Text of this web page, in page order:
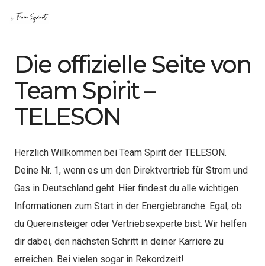
Die offizielle Seite von
Team Spirit –
TELESON
Herzlich Willkommen bei Team Spirit der TELESON.
Deine Nr. 1, wenn es um den Direktvertrieb für Strom und
Gas in Deutschland geht. Hier findest du alle wichtigen
Informationen zum Start in der Energiebranche. Egal, ob
du Quereinsteiger oder Vertriebsexperte bist. Wir helfen
dir dabei, den nächsten Schritt in deiner Karriere zu
erreichen. Bei vielen sogar in Rekordzeit!